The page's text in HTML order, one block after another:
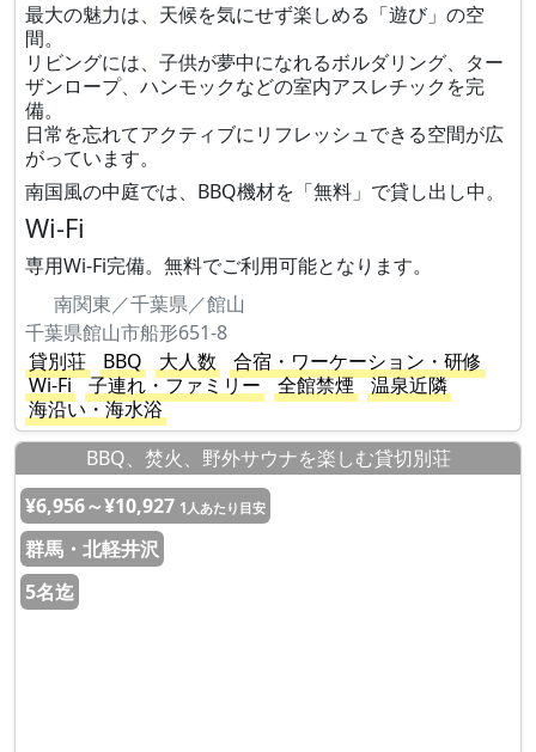
最大の魅力は、天候を気にせず楽しめる「遊び」の空
間。
リビングには、子供が夢中になれるボルダリング、ター
ザンロープ、ハンモックなどの室内アスレチックを完
備。
日常を忘れてアクティブにリフレッシュできる空間が広
がっています。
南国風の中庭では、BBQ機材を「無料」で貸し出し中。
Wi-Fi
専用Wi-Fi完備。無料でご利用可能となります。
南関東／千葉県／館山
千葉県館山市船形651-8
貸別荘
BBQ 大人数
合宿・ワーケーション・研修
Wi-Fi
子連れ・ファミリー 全館禁煙
温泉近隣
海沿い・海水浴
BBQ、焚火、野外サウナを楽しむ貸切別荘
¥6,956～¥10,927 1人あたり目安
群馬・北軽井沢
5名迄